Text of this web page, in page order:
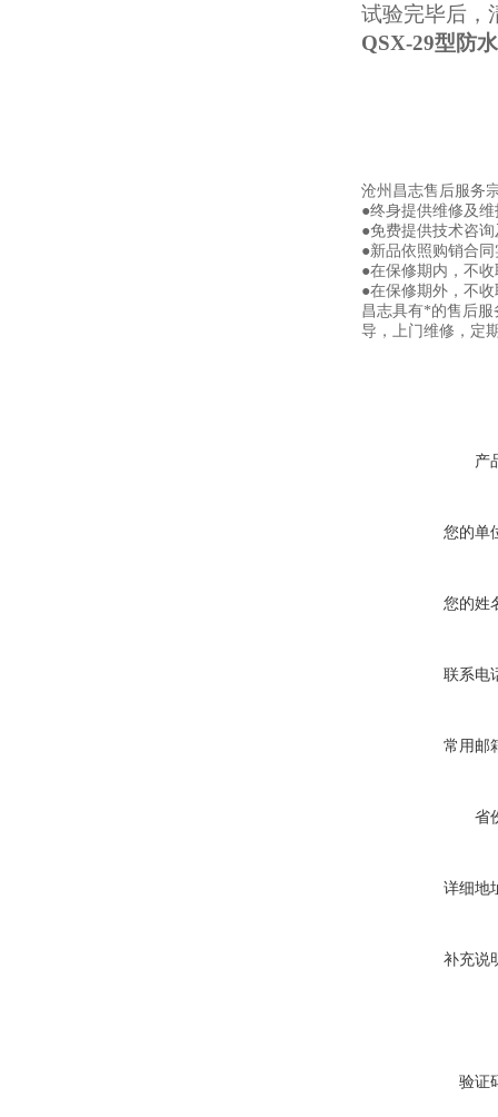
试验完毕后，
QSX-29型防
沧州昌志售后服务
●终身提供维修及
●免费提供技术咨
●新品依照购销合
●在保修期内，不
●在保修期外，不
昌志具有*的售后
导，上门维修，定
产
您的单
您的姓
联系电
常用邮
省
详细地
补充说
验证